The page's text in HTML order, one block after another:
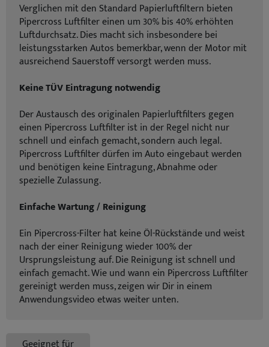
Verglichen mit den Standard Papierluftfiltern bieten
Pipercross Luftfilter einen um 30% bis 40% erhöhten
Luftdurchsatz. Dies macht sich insbesondere bei
leistungsstarken Autos bemerkbar, wenn der Motor mit
ausreichend Sauerstoff versorgt werden muss.
Keine TÜV Eintragung notwendig
Der Austausch des originalen Papierluftfilters gegen
einen Pipercross Luftfilter ist in der Regel nicht nur
schnell und einfach gemacht, sondern auch legal.
Pipercross Luftfilter dürfen im Auto eingebaut werden
und benötigen keine Eintragung, Abnahme oder
spezielle Zulassung.
Einfache Wartung / Reinigung
Ein Pipercross-Filter hat keine Öl-Rückstände und weist
nach der einer Reinigung wieder 100% der
Ursprungsleistung auf. Die Reinigung ist schnell und
einfach gemacht. Wie und wann ein Pipercross Luftfilter
gereinigt werden muss, zeigen wir Dir in einem
Anwendungsvideo etwas weiter unten.